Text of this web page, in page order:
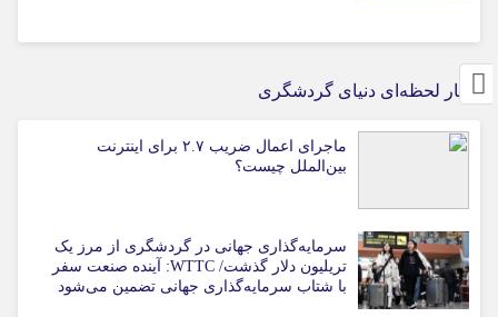
اخبار لحظه‌ای دنیای گردشگری
ماجرای اعمال ضریب ۲.۷ برای اینترنت
بین‌الملل چیست؟
سرمایه‌گذاری جهانی در گردشگری از مرز یک
تریلیون دلار گذشت/ WTTC: آینده صنعت سفر
با شتاب سرمایه‌گذاری جهانی تضمین می‌شود